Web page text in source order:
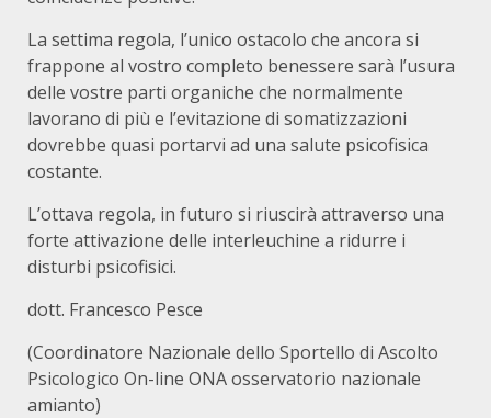
La settima regola, l’unico ostacolo che ancora si
frappone al vostro completo benessere sarà l’usura
delle vostre parti organiche che normalmente
lavorano di più e l’evitazione di somatizzazioni
dovrebbe quasi portarvi ad una salute psicofisica
costante.
L’ottava regola, in futuro si riuscirà attraverso una
forte attivazione delle interleuchine a ridurre i
disturbi psicofisici.
dott. Francesco Pesce
(Coordinatore Nazionale dello Sportello di Ascolto
Psicologico On-line ONA osservatorio nazionale
amianto)